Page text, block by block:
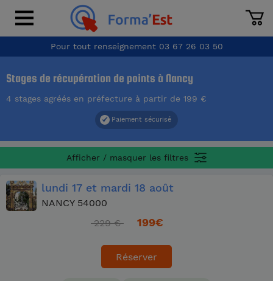
Pour tout renseignement 03 67 26 03 50
Stages de récupération de points à Nancy
4 stages agréés en préfecture à partir de 199 €
Paiement sécurisé
Afficher / masquer les filtres
lundi 17 et mardi 18 août
NANCY 54000
229 €
199€
Réserver